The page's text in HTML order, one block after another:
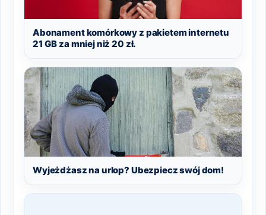
Abonament komórkowy z pakietem internetu
21 GB za mniej niż 20 zł.
Wyjeżdżasz na urlop? Ubezpiecz swój dom!